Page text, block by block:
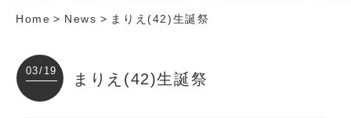
Home > News > まりえ(42)生誕祭
03/19 まりえ(42)生誕祭